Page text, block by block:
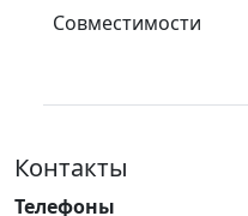
Совместимости
Контакты
Телефоны